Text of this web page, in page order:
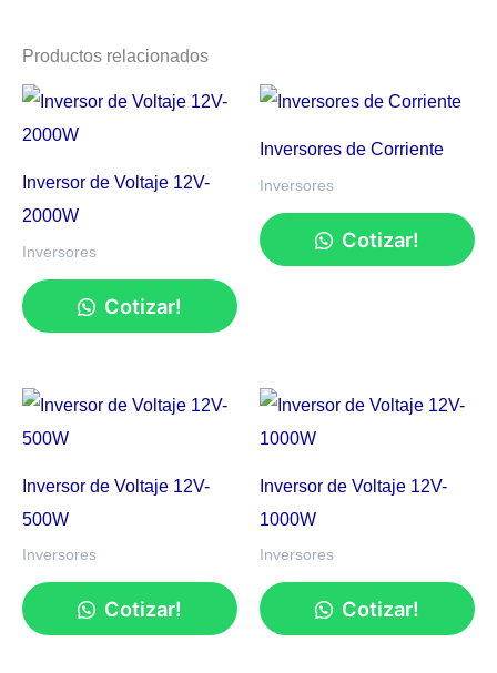
Productos relacionados
Inversor de Voltaje 12V-
2000W
Inversores
Cotizar!
Inversores de Corriente
Inversores
Cotizar!
Inversor de Voltaje 12V-
500W
Inversores
Cotizar!
Inversor de Voltaje 12V-
1000W
Inversores
Cotizar!